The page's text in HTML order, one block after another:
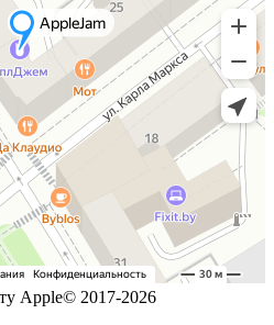
Apple© 2017-2026